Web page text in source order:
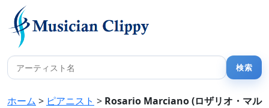
ホーム > ピアニスト > Rosario Marciano (ロザリオ・マル